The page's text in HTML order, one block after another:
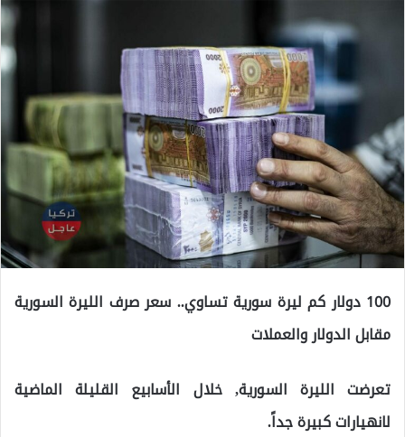
100 دولار كم ليرة سورية تساوي.. سعر صرف الليرة السورية
مقابل الدولار والعملات
تعرضت الليرة السورية, خلال الأسابيع القليلة الماضية
لانهيارات كبيرة جداً.